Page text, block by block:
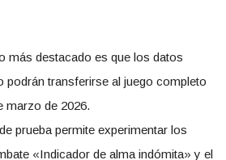
más destacado es que los datos
podrán transferirse al juego completo
marzo de 2026.
prueba permite experimentar los
«Indicador de alma indómita» y el